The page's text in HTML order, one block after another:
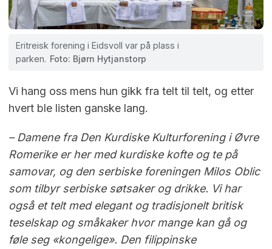
Eritreisk forening i Eidsvoll var på plass i
parken. Foto: Bjørn Hytjanstorp
Vi hang oss mens hun gikk fra telt til telt, og etter
hvert ble listen ganske lang.
– Damene fra Den Kurdiske Kulturforening i Øvre
Romerike er her med kurdiske kofte og te på
samovar, og den serbiske foreningen Milos Oblic
som tilbyr serbiske søtsaker og drikke. Vi har
også et telt med elegant og tradisjonelt britisk
teselskap og småkaker hvor mange kan gå og
føle seg «kongelige». Den filippinske